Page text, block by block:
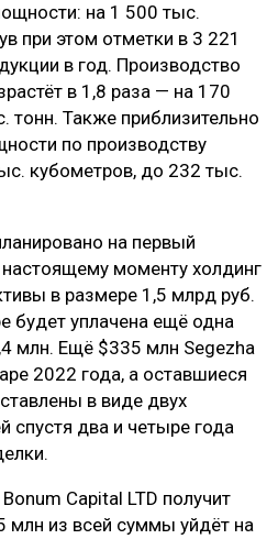
на 1 500 тыс.
при этом отметки в 3 221
в год. Производство
в 1,8 раза — на 170
тонн. Также приблизительно
по производству
кубометров, до 232 тыс.
на первый
моменту холдинг
в размере 1,5 млрд руб.
будет уплачена ещё одна
млн. Ещё $335 млн Segezha
2022 года, а оставшиеся
в виде двух
спустя два и четыре года
Capital LTD получит
млн из всей суммы уйдёт на